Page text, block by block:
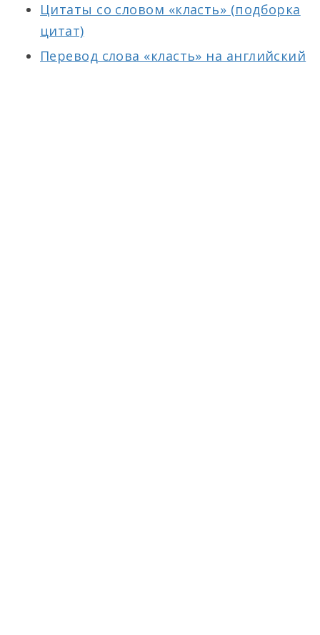
Цитаты со словом «класть» (подборка
цитат)
Перевод слова «класть» на английский